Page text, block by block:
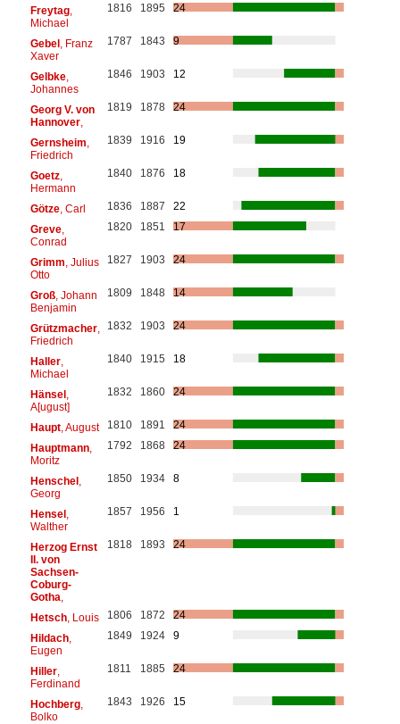
Freytag,
Michael
1816 1895 24
Gebel, Franz
Xaver
1787 1843 9
Gelbke,
Johannes
1846 1903 12
Georg V. von
Hannover,
1819 1878 24
Gernsheim
Friedrich
1839 1916 19
Goetz,
Hermann
1840 1876 18
Götze, Carl 1836 1887
22
Greve,
Conrad
1820 1851 17
Grimm , Julius
Otto
1827 1903 24
Groß, Johann
Benjamin
1809 1848 14
Grützmacher,
Friedrich
1832 1903 24
Haller,
Michael
1840 1915 18
Hänsel,
A[ugust]
1832 1860 24
Haupt, August 1810 1891
24
Hauptmann,
Moritz
1792 1868 24
Henschel,
Georg
1850 1934 8
Hensel,
Walther
1857 1956 1
Herzog Ernst
II. von
Sachsen-
Coburg-
Gotha
1818 1893 24
Hetsch, Louis 1806 1872
24
Hildach,
Eugen
1849 1924 9
Hiller,
Ferdinand
1811 1885 24
Hochberg,
Bolko
1843 1926 15